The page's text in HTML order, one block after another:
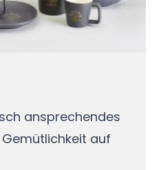
ansprechendes
auf